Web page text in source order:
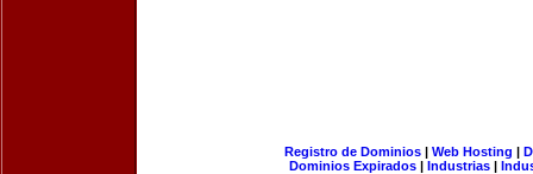
Registro de Dominios| Web Hosting |
Dominios Expirados | Industrias |